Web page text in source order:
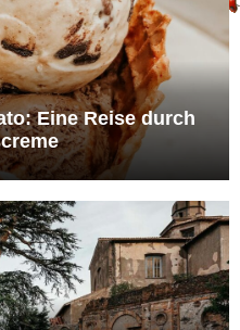
Eine Reise durch